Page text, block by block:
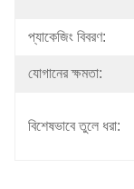
প্যাকেজিং বিবরণ:
যোগানের ক্ষমতা:
বিশেষভাবে তুলে ধরা: